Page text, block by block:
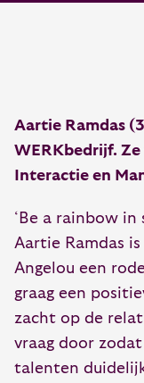
Aartie Ramdas
WERKbedrijf.
Interactie en
‘Be a rainbow in
Aartie Ramdas
Angelou een
graag een
zacht op de
vraag door
talenten